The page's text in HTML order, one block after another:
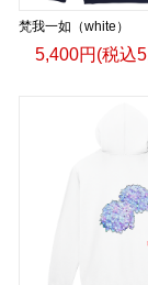
梵我一如（white）
5,400円(税込